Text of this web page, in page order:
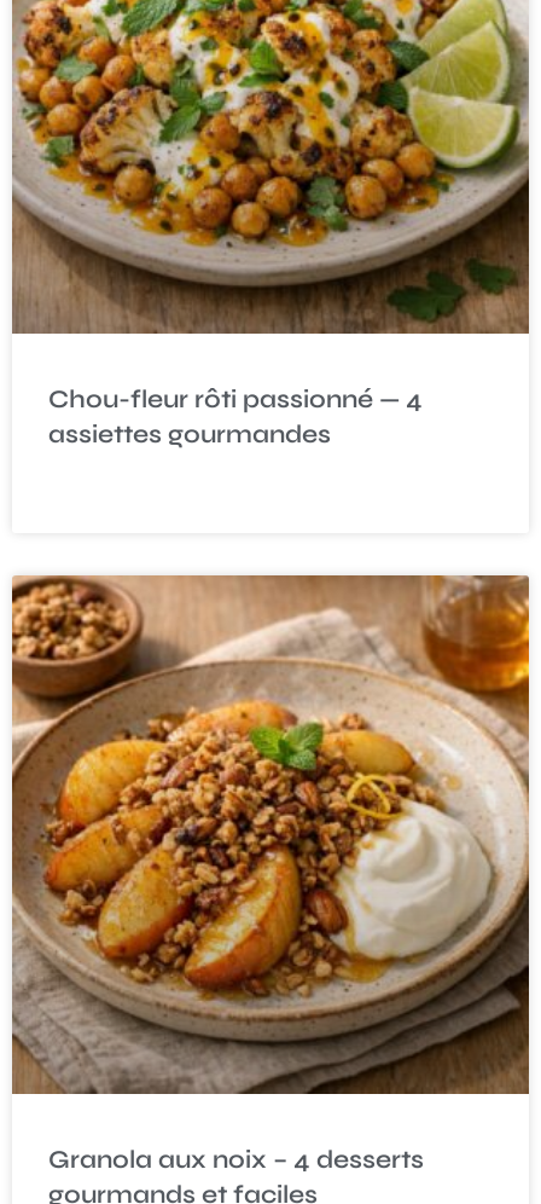
Chou-fleur rôti passionné — 4
assiettes gourmandes
Granola aux noix – 4 desserts
gourmands et faciles